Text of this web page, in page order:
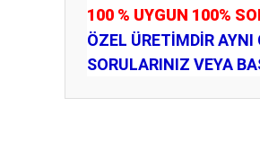
100 % UYGUN 100%
ÖZEL ÜRETİMDİR
SORULARINIZ VEYA